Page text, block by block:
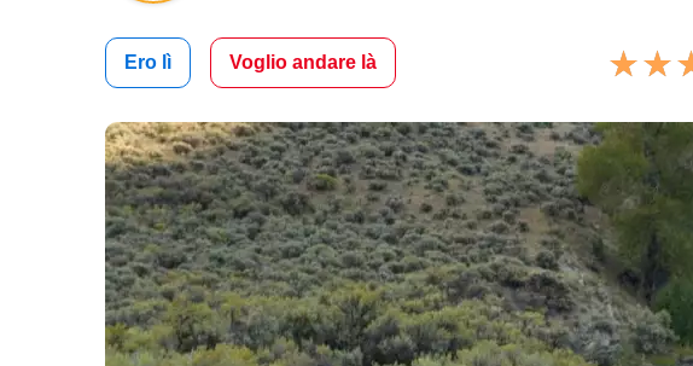
Ero lì Voglio andare là